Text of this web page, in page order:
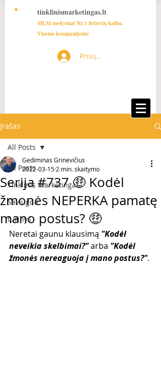
tinklinismarketingas.lt
MLM mokymai Nr.1 lietuvių kalba.
Visoms kompanijoms
Prisijungti
Įrašas
All Posts
Tinklinis Marketingas
Saviugda
turinys
All Posts
Serija #737 🤑 Kodėl
žmonės NEPERKA pamatę
mano postus? 🤑
Gediminas Grinevičius
2022-03-15 2 min. skaitymo
Neretai gaunu klausimą "Kodėl
neveikia skelbimai?" arba "Kodėl
žmonės nereaguoja į mano postus?".